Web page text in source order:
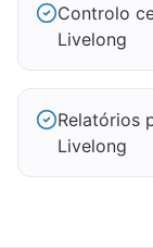
Controlo
Livelong
Relatórios
Livelong